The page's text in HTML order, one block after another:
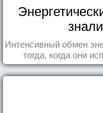
Интенсивный обмен
тогда, когда они